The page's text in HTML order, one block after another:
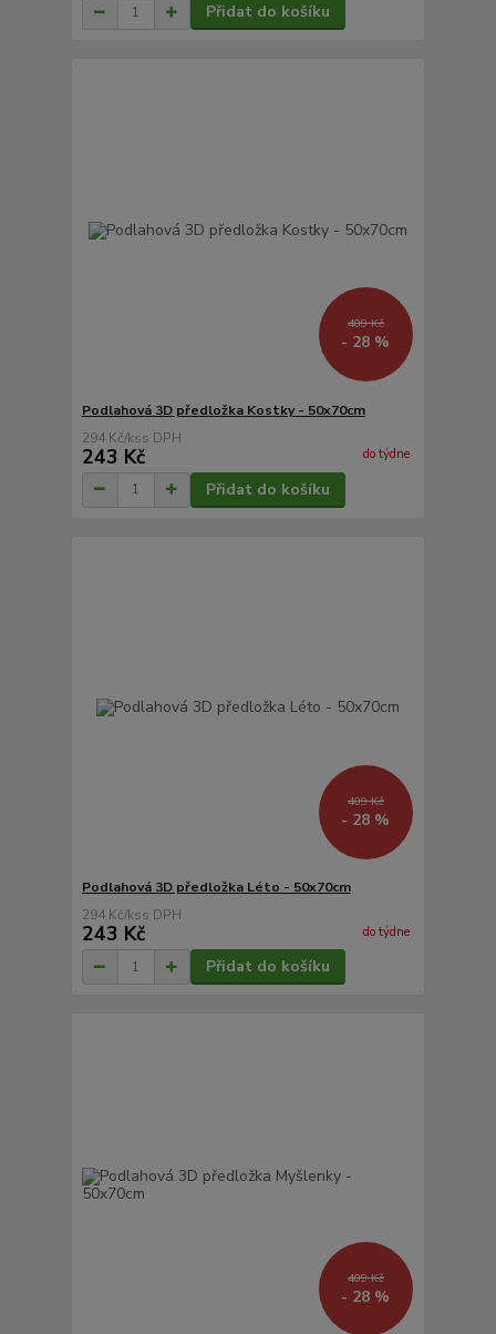
Přidat do košíku
409 Kč
- 28 %
Podlahová 3D předložka Kostky - 50x70cm
294 Kč/ks
243 Kč do týdne
Přidat do košíku
409 Kč
- 28 %
Podlahová 3D předložka Léto - 50x70cm
294 Kč/ks
243 Kč do týdne
Přidat do košíku
409 Kč
- 28 %